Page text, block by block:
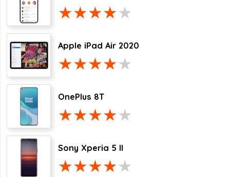
Apple iPad Air 2020
OnePlus 8T
Sony Xperia 5 II